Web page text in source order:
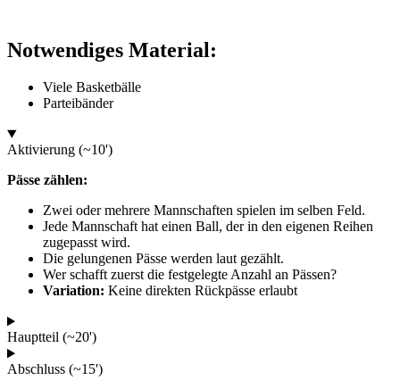
Notwendiges Material:
Viele Basketbälle
Parteibänder
Aktivierung (~10')
Pässe zählen:
Zwei oder mehrere Mannschaften spielen im selben Feld.
Jede Mannschaft hat einen Ball, der in den eigenen Reihen
zugepasst wird.
Die gelungenen Pässe werden laut gezählt.
Wer schafft zuerst die festgelegte Anzahl an Pässen?
Variation: Keine direkten Rückpässe erlaubt
Hauptteil (~20')
Abschluss (~15')